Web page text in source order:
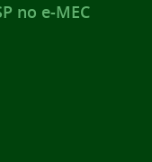
no e-MEC